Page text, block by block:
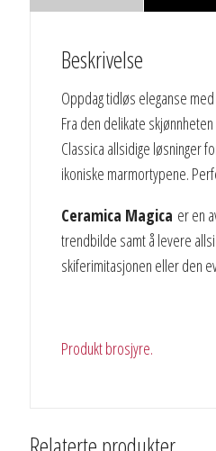
Beskrivelse
Oppdag tidløs eleganse med
Fra den delikate
Classica allsidige løsninger
ikoniske marmortypene.
Ceramica Magica er en
trendbilde samt å levere
skiferimitasjonen eller den
Produkt brosjyre.